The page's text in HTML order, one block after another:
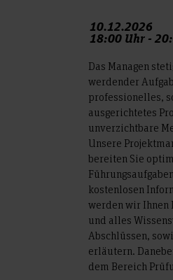
10.12.2026
18:00 Uhr -
Das Managen
werdender
professionelles,
ausgerichtetes
unverzichtbare
Unsere
bereiten Sie
kostenlosen
werden wir Ihnen
und alles
Abschlüssen,
erläutern.
dem Bereich